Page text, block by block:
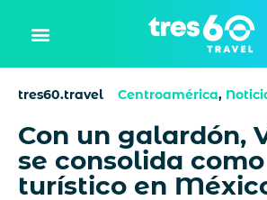
tres60.travel Centroamérica,
Con un galardón,
se consolida
turístico en